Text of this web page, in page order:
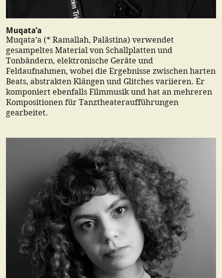
Muqata’a
Muqata’a (* Ramallah, Palästina) verwendet
gesampeltes Material von Schallplatten und
Tonbändern, elektronische Geräte und
Feldaufnahmen, wobei die Ergebnisse zwischen harten
Beats, abstrakten Klängen und Glitches variieren. Er
komponiert ebenfalls Filmmusik und hat an mehreren
Kompositionen für Tanztheateraufführungen
gearbeitet.